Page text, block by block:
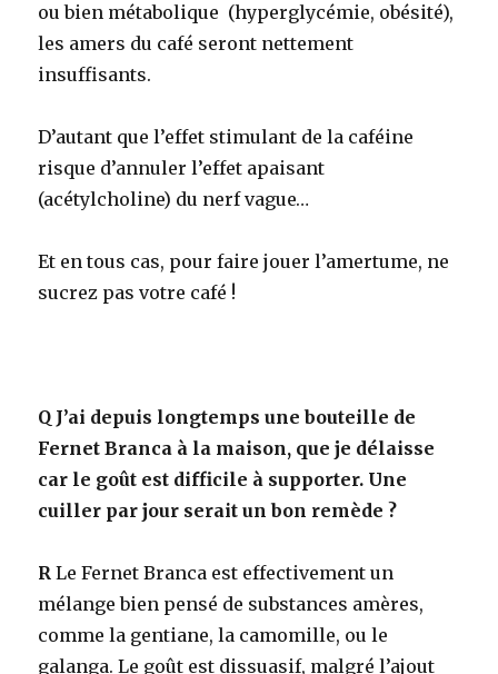
ou bien métabolique (hyperglycémie, obésité),
les amers du café seront nettement
insuffisants.
D’autant que l’effet stimulant de la caféine
risque d’annuler l’effet apaisant
(acétylcholine) du nerf vague…
Et en tous cas, pour faire jouer l’amertume, ne
sucrez pas votre café !
Q J’ai depuis longtemps une bouteille de
Fernet Branca à la maison, que je délaisse
car le goût est difficile à supporter. Une
cuiller par jour serait un bon remède ?
RLe Fernet Branca est effectivement un
mélange bien pensé de substances amères,
comme la gentiane, la camomille, ou le
galanga. Le goût est dissuasif, malgré l’ajout